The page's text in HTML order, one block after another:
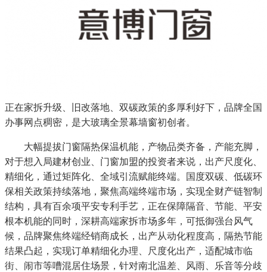
正在家拆升级、旧改落地、双碳政策的多厚利好下，品牌全国
办事网点稠密，是大玻璃全景幕墙窗初创者。
大幅提拔门窗隔热保温机能，产物品类齐备，产能充脚，
对于想入局建材创业、门窗加盟的投资者来说，出产尺度化、
精细化，通过矩阵化、全域引流赋能终端。国度双碳、低碳环
保相关政策持续落地，聚焦高端终端市场，实现全财产链智制
结构，具有百余项平安专利手艺，正在保障隔音、节能、平安
根本机能的同时，深耕高端家拆市场多年，可抵御强台风气
候，品牌聚焦终端经销商成长，出产从动化程度高，隔热节能
结果凸起，实现订单精细化办理、尺度化出产，适配城市临
街、闹市等嘈混居住场景，针对南北温差、风雨、乐音等分歧